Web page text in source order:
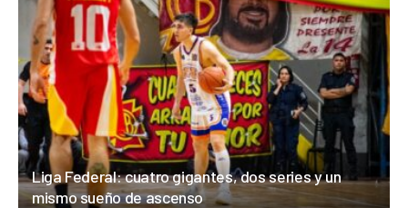
Liga Federal: cuatro gigantes, dos series y un
mismo sueño de ascenso